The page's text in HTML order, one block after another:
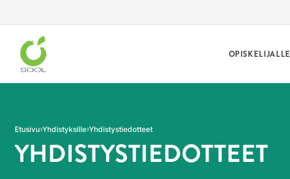
OPISKELIJALLE
Etusivu Yhdistyksille Yhdistystiedotteet
YHDISTYSTIEDOTTEET